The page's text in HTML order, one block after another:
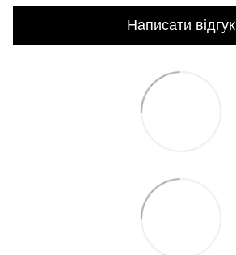
Написати відгук